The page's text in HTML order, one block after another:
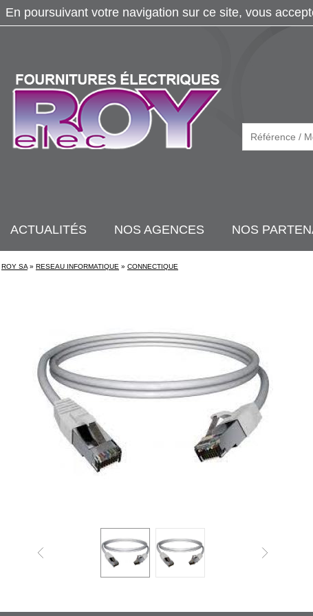
ACTUALITÉS NOS AGENCES NOS
ROY SA » RESEAU INFORMATIQUE » CONNECTIQUE
En poursuivant votre navigation sur ce site, vous